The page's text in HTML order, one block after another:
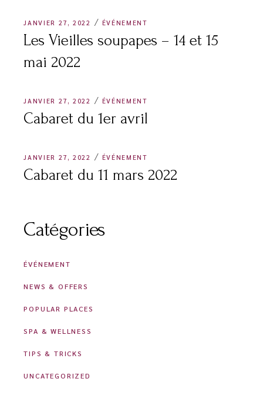
JANVIER 27, 2022 ÉVÉNEMENT
Les Vieilles soupapes – 14 et 15
mai 2022
JANVIER 27, 2022 ÉVÉNEMENT
Cabaret du 1er avril
JANVIER 27, 2022 ÉVÉNEMENT
Cabaret du 11 mars 2022
Catégories
ÉVÉNEMENT
NEWS & OFFERS
POPULAR PLACES
SPA & WELLNESS
TIPS & TRICKS
UNCATEGORIZED